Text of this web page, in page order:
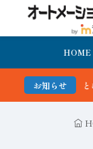
HOME
お知らせ
て分かる！オート